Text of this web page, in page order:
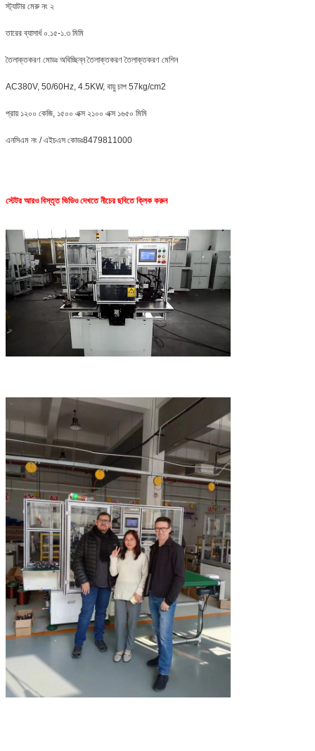
স্ট্যাটার মেরু নং ২
তারের ব্যাসার্ধ ০.১৫-১.৩ মিমি
তৈলাক্তকরণ মোডঃ অবিচ্ছিন্ন তৈলাক্তকরণ তৈলাক্তকরণ মেশিন
AC380V, 50/60Hz, 4.5KW, বায়ু চাপ 57kg/cm2
প্রায় ১২০০ কেজি, ১৫০০ এক্স ২১০০ এক্স ১৬৫০ মিমি
এনসিএম নং / এইচএস কোডঃ8479811000
স্টেটর আরও বিস্তৃত ভিডিও দেখতে নীচের ছবিতে ক্লিক করুন